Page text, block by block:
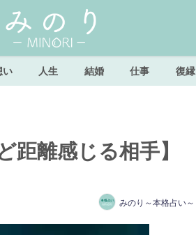
い 人生 結婚 仕事 復縁
離感じる相手】
みのり～本格占い～